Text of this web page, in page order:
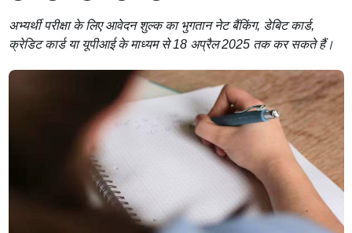
अभ्यर्थी परीक्षा के लिए आवेदन शुल्क का भुगतान नेट बैंकिंग, डेबिट कार्ड,
क्रेडिट कार्ड या यूपीआई के माध्यम से 18 अप्रैल 2025 तक कर सकते हैं।